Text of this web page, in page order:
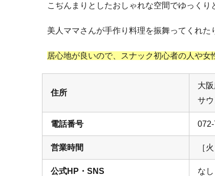
こぢんまりとしたおしゃれな空間でゆっくり
美人ママさんが手作り料理を振舞ってくれた
居心地が良いので、スナック初心者の人や女
住所
大
サ
電話番号
営業時間 ［
公式HP・SNS なし